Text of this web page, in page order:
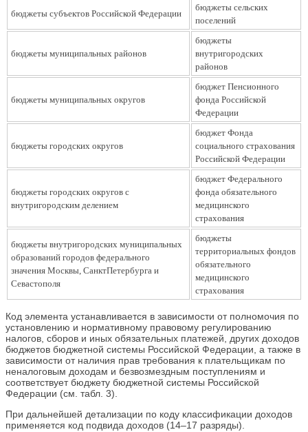
бюджеты субъектов Российской Федерации
бюджеты сельских
поселений
бюджеты муниципальных районов
бюджеты
внутригородских
районов
бюджеты муниципальных округов
бюджет Пенсионного
фонда Российской
Федерации
бюджеты городских округов
бюджет Фонда
социального страхования
Российской Федерации
бюджеты городских округов с
внутригородским делением
бюджет Федерального
фонда обязательного
медицинского
страхования
бюджеты внутригородских муниципальных
образований городов федерального
значения Москвы, СанктПетербурга и
Севастополя
бюджеты
территориальных фондов
обязательного
медицинского
страхования
Код элемента устанавливается в зависимости от полномочия по
установлению и нормативному правовому регулированию
налогов, сборов и иных обязательных платежей, других доходов
бюджетов бюджетной системы Российской Федерации, а также в
зависимости от наличия прав требования к плательщикам по
неналоговым доходам и безвозмездным поступлениям и
соответствует бюджету бюджетной системы Российской
Федерации (см. табл. 3).
При дальнейшей детализации по коду классификации доходов
применяется код подвида доходов (14–17 разряды).